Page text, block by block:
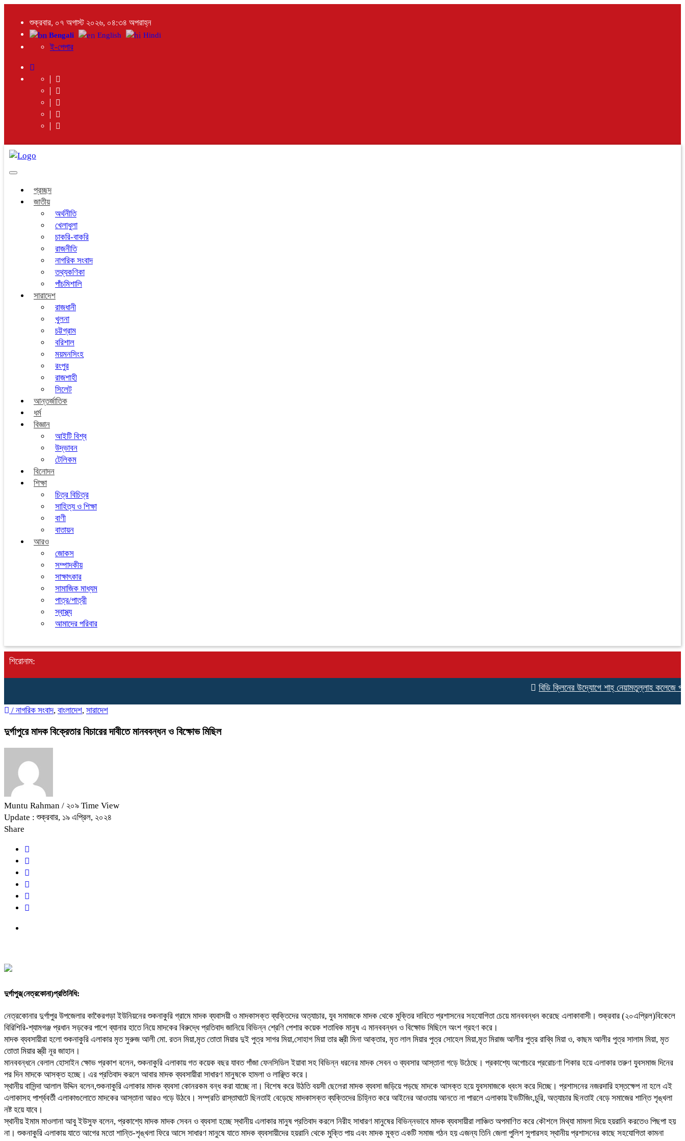
শুক্রবার, ০৭ অগাস্ট ২০২৬, ০৪:৩৪ অপরাহ্ন
Bengali English Hindi
ই-পেপার
Toggle
প্রচ্ছদ
জাতীয়
অর্থনীতি
খেলাধুলা
চাকরি-বাকরি
রাজনীতি
নাগরিক সংবাদ
তথ্যকণিকা
পাঁচমিশালি
সারাদেশ
রাজধানী
খুলনা
চট্টগ্রাম
বরিশাল
ময়মনসিংহ
রংপুর
রাজশাহী
সিলেট
আন্তর্জাতিক
ধর্ম
বিজ্ঞান
আইটি বিশ্ব
উদ্ভাবন
টেলিকম
বিনোদন
শিক্ষা
চিত্র বিচিত্র
সাহিত্য ও শিক্ষা
বাণী
বাতায়ন
আরও
জোকস
সম্পাদকীয়
সাক্ষাৎকার
সামাজিক মাধ্যম
পাত্র/পাত্রী
স্বাস্থ্য
আমাদের পরিবার
শিরোনাম:
বিডি ক্লিনের উদ্যোগে শাহ্ নেয়ামতুল্লাহ কলেজে
/ নাগরিক সংবাদ, বাংলাদেশ, সারাদেশ
দুর্গাপুরে মাদক বিক্রেতার বিচারের দাবীতে মানববন্ধন ও বিক্ষোভ মিছিল
Muntu Rahman / ২০৯ Time View
Update : শুক্রবার, ১৯ এপ্রিল, ২০২৪
Share
দুর্গাপুর(নেত্রকোনা)প্রতিনিধি:
নেত্রকোনার দুর্গাপুর উপজেলার কাকৈরগড়া ইউনিয়নের শুকনাকুরি গ্রামে মাদক ব্যবাসয়ী ও মাদকাসক্ত ব্যক্তিদের অত্যাচার, যুব সমাজকে মাদক থেকে মুক্তির দাবিতে প্রশাসনের সহযোগিতা চেয়ে মানববন্ধন করেছে এলাকাবাসী। শুক্রবার (২০এপ্রিল)বিকেলে
বিরিশিরি-শ্যামগঞ্জ প্রধান সড়কের পাশে ব্যানার হাতে নিয়ে মাদকের বিরুদ্ধে প্রতিবাদ জানিয়ে বিভিন্ন শ্রেণি পেশার কয়েক শতাধিক মানুষ এ মানববন্ধন ও বিক্ষোভ মিছিলে অংশ গ্রহণ করে।
মাদক ব্যবসায়ীরা হলো শুকনাকুরি এলাকার মৃত সুরুজ আলী মো. রতন মিয়া,মৃত তোতা মিয়ার দুই পুত্র সাগর মিয়া,সোহাগ মিয়া তার স্ত্রী মিনা আক্তার, মৃত লাল মিয়ার পুত্র সোহেল মিয়া,মৃত মিরাজ আলীর পুত্র রাব্বি মিয়া ও, কাছম আলীর পুত্র সালাম মিয়া, মৃত
তোতা মিয়ার স্ত্রী নূর জাহান।
মানববন্ধনে বেলাল হোসাইন ক্ষোভ প্রকাশ বলেন, শুকনাকুরি এলাকায় গত কয়েক বছর যাবত গাঁজা ফেনসিডিল ইয়াবা সহ বিভিন্ন ধরনের মাদক সেবন ও ব্যবসার আস্তানা গড়ে উঠেছে। প্রকাশ্যে অগোচরে প্ররোচণা শিকার হয়ে এলাকার তরুণ যুবসমাজ দিনের
পর দিন মাদকে আসক্ত হচ্ছে। এর প্রতিবাদ করলে আবার মাদক ব্যবসায়ীরা সাধারণ মানুষকে হামলা ও লাঞ্ছিত করে।
স্থানীয় বাসিন্দা আলাল উদ্দিন বলেন,শুকনাকুরি এলাকার মাদক ব্যবসা কোনরকম বন্ধ করা যাচ্ছে না। বিশেষ করে উঠতি বয়সী ছেলেরা মাদক ব্যবসা জড়িয়ে পড়ছে মাদকে আসক্ত হয়ে যুবসমাজকে ধ্বংস করে দিচ্ছে। প্রশাসনের নজরদারি হস্তক্ষেপ না হলে এই
এলাকাসহ পার্শ্ববর্তী এলাকাগুলোতে মাদকের আস্তানা আরও গড়ে উঠবে। সম্প্রতি রাস্তাঘাটে ছিনতাই বেড়েছে মাদকাসক্ত ব্যক্তিদের চিহ্নিত করে আইনের আওতায় আনতে না পারলে এলাকায় ইভটিজিং,চুরি, অত্যাচার ছিনতাই বেড়ে সমাজের শান্তি শৃঙ্খলা
নষ্ট হয়ে যাবে।
স্থানীয় ইমাম মাওলানা আবু ইউসুফ বলেন, প্রকাশ্যে মাদক মাদক সেবন ও ব্যবসা হচ্ছে স্থানীয় এলাকার মানুষ প্রতিবাদ করলে নিরীহ সাধারণ মানুষের বিভিন্নভাবে মাদক ব্যবসায়ীরা লাঞ্চিত অপমাণিত করে কৌশলে মিথ্যা মামলা দিয়ে হয়রানি করতেও পিছপা হয়
না। শুকনাকুরি এলাকায় যাতে আগের মতো শান্তি-শৃঙ্খলা ফিরে আসে সাধারণ মানুষে যাতে মাদক ব্যবসায়ীদের হয়রানি থেকে মুক্তি পায় এবং মাদক মুক্ত একটি সমাজ গঠন হয় এজন্য তিনি জেলা পুলিশ সুপারসহ স্থানীয় প্রশাসনের কাছে সহযোগিতা কামনা